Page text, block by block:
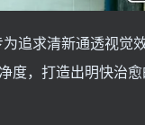
追求清新通透视
，打造出明快治愈